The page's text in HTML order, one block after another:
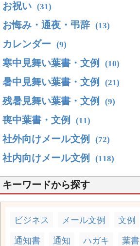
お祝い (31)
お悔み・通夜・弔辞 (13)
カレンダー (9)
寒中見舞い葉書・文例 (10)
暑中見舞い葉書・文例 (21)
残暑見舞い葉書・文例 (9)
喪中葉書・文例 (11)
社外向けメール文例 (72)
社内向けメール文例 (118)
キーワードから探す
ビジネス メール文例 文例
通知書 通知 ハガキ 葉書